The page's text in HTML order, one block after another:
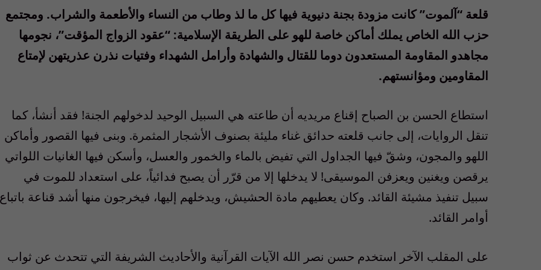
قلعة “آلموت” كانت مزودة بجنة دنيوية فيها كل ما لذ وطاب من النساء والأطعمة والشراب. ومجتمع
حزب الله الخاص يملك أماكن خاصة للهو على الطريقة الإسلامية: “عقود الزواج المؤقت”، نجومها
مجاهدو المقاومة المستعدون دوما للقتال والشهادة وأرامل الشهداء وفتيات نذرن عذريتهن لإمتاع
المقاومين ومؤانستهم.
استطاع الحسن بن الصباح إقناع مريديه أن طاعته هي السبيل الوحيد لدخولهم الجنة! فقد أنشأ، كما
تنقل الروايات، إلى جانب قلعته حدائق غناء مليئة بصنوف الأشجار المثمرة. وبنى فيها القصور وأماكن
اللهو والمجون، وشقّ فيها الجداول التي تفيض بالماء والخمور والعسل، وأسكن فيها الغانيات اللواتي
يرقصن ويغنين ويعزفن الموسيقى! لا يدخلها إلا من قرّر أن يصبح فدائياً، على استعداد للموت في
سبيل تنفيذ مشيئة القائد. وكان يعطيهم مادة الحشيش، ويدخلهم إليها، فيخرجون منها أشد قناعة باتباع
أوامر القائد.
على المقلب الآخر استخدم حسن نصر الله الآيات القرآنية والأحاديث الشريفة التي تتحدث عن ثواب